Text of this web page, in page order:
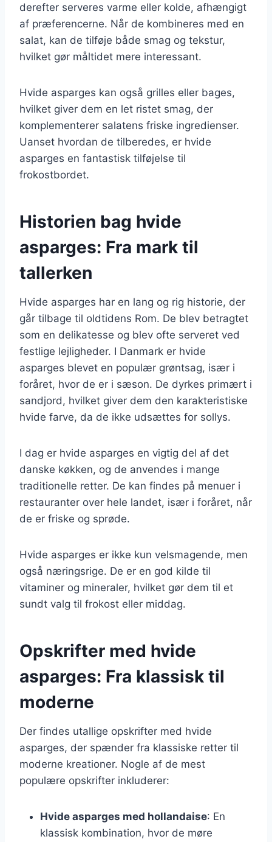
derefter serveres varme eller kolde, afhængigt
af præferencerne. Når de kombineres med en
salat, kan de tilføje både smag og tekstur,
hvilket gør måltidet mere interessant.
Hvide asparges kan også grilles eller bages,
hvilket giver dem en let ristet smag, der
komplementerer salatens friske ingredienser.
Uanset hvordan de tilberedes, er hvide
asparges en fantastisk tilføjelse til
frokostbordet.
Historien bag hvide
asparges: Fra mark til
tallerken
Hvide asparges har en lang og rig historie, der
går tilbage til oldtidens Rom. De blev betragtet
som en delikatesse og blev ofte serveret ved
festlige lejligheder. I Danmark er hvide
asparges blevet en populær grøntsag, især i
foråret, hvor de er i sæson. De dyrkes primært i
sandjord, hvilket giver dem den karakteristiske
hvide farve, da de ikke udsættes for sollys.
I dag er hvide asparges en vigtig del af det
danske køkken, og de anvendes i mange
traditionelle retter. De kan findes på menuer i
restauranter over hele landet, især i foråret, når
de er friske og sprøde.
Hvide asparges er ikke kun velsmagende, men
også næringsrige. De er en god kilde til
vitaminer og mineraler, hvilket gør dem til et
sundt valg til frokost eller middag.
Opskrifter med hvide
asparges: Fra klassisk til
moderne
Der findes utallige opskrifter med hvide
asparges, der spænder fra klassiske retter til
moderne kreationer. Nogle af de mest
populære opskrifter inkluderer:
Hvide asparges med hollandaise: En
klassisk kombination, hvor de møre